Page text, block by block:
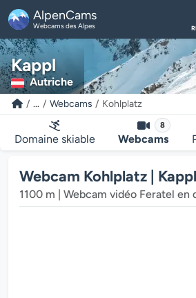
AlpenCams
Webcams des Alpes
Kappl
Autriche
... Webcams Kohlplatz
Domaine skiable
8
Webcams
Webcam Kohlplatz | Kappl
1100 m | Webcam vidéo Feratel en